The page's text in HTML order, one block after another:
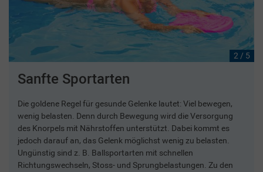
2 / 5
Sanfte Sportarten
Die goldene Regel für gesunde Gelenke lautet: Viel bewegen,
wenig belasten. Denn durch Bewegung wird die Versorgung
des Knorpels mit Nährstoffen unterstützt. Dabei kommt es
jedoch darauf an, das Gelenk möglichst wenig zu belasten.
Ungünstig sind z. B. Ballsportarten mit schnellen
Richtungswechseln, Stoss- und Sprungbelastungen. Zu den